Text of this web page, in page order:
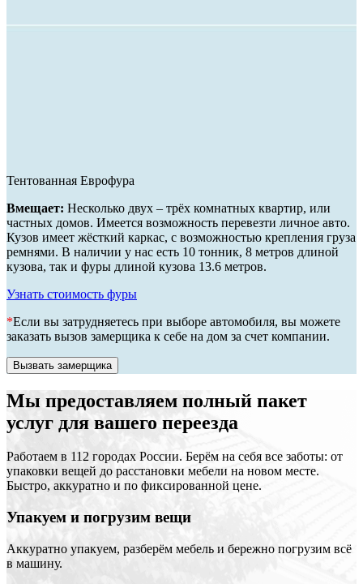
Тентованная Еврофура
Вмещает: Несколько двух – трёх комнатных квартир, или
частных домов. Имеется возможность перевезти личное авто.
Кузов имеет жёсткий каркас, с возможностью крепления груза
ремнями. В наличии у нас есть 10 тонник, 8 метров длиной
кузова, так и фуры длиной кузова 13.6 метров.
Узнать стоимость фуры
*Если вы затрудняетесь при выборе автомобиля, вы можете
заказать вызов замерщика к себе на дом за счет компании.
Вызвать замерщика
Мы предоставляем полный пакет
услуг для вашего переезда
Работаем в 112 городах России. Берём на себя все заботы: от
упаковки вещей до расстановки мебели на новом месте.
Быстро, аккуратно и по фиксированной цене.
Упакуем и погрузим вещи
Аккуратно упакуем, разберём мебель и бережно погрузим всё
в машину.